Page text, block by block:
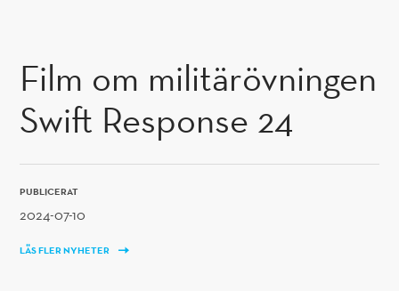
Film om militärövningen
Swift Response 24
PUBLICERAT
2024-07-10
LÄS FLER NYHETER